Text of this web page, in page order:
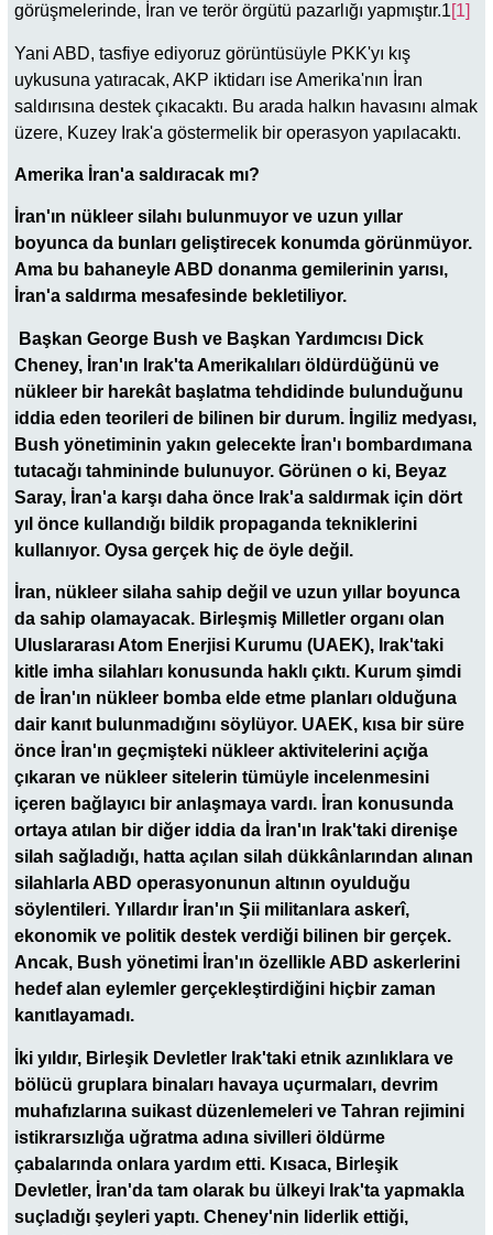
görüşmelerinde, İran ve terör örgütü pazarlığı yapmıştır.1[1]
Yani ABD, tasfiye ediyoruz görüntüsüyle PKK'yı kış
uykusuna yatıracak, AKP iktidarı ise Amerika'nın İran
saldırısına destek çıkacaktı. Bu arada halkın havasını almak
üzere, Kuzey Irak'a göstermelik bir operasyon yapılacaktı.
Amerika İran'a saldıracak mı?
İran'ın nükleer silahı bulunmuyor ve uzun yıllar
boyunca da bunları geliştirecek konumda görünmüyor.
Ama bu bahaneyle ABD donanma gemilerinin yarısı,
İran'a saldırma mesafesinde bekletiliyor.
Başkan George Bush ve Başkan Yardımcısı Dick
Cheney, İran'ın Irak'ta Amerikalıları öldürdüğünü ve
nükleer bir harekât başlatma tehdidinde bulunduğunu
iddia eden teorileri de bilinen bir durum. İngiliz medyası,
Bush yönetiminin yakın gelecekte İran'ı bombardımana
tutacağı tahmininde bulunuyor. Görünen o ki, Beyaz
Saray, İran'a karşı daha önce Irak'a saldırmak için dört
yıl önce kullandığı bildik propaganda tekniklerini
kullanıyor. Oysa gerçek hiç de öyle değil.
İran, nükleer silaha sahip değil ve uzun yıllar boyunca
da sahip olamayacak. Birleşmiş Milletler organı olan
Uluslararası Atom Enerjisi Kurumu (UAEK), Irak'taki
kitle imha silahları konusunda haklı çıktı. Kurum şimdi
de İran'ın nükleer bomba elde etme planları olduğuna
dair kanıt bulunmadığını söylüyor. UAEK, kısa bir süre
önce İran'ın geçmişteki nükleer aktivitelerini açığa
çıkaran ve nükleer sitelerin tümüyle incelenmesini
içeren bağlayıcı bir anlaşmaya vardı. İran konusunda
ortaya atılan bir diğer iddia da İran'ın Irak'taki direnişe
silah sağladığı, hatta açılan silah dükkânlarından alınan
silahlarla ABD operasyonunun altının oyulduğu
söylentileri. Yıllardır İran'ın Şii militanlara askerî,
ekonomik ve politik destek verdiği bilinen bir gerçek.
Ancak, Bush yönetimi İran'ın özellikle ABD askerlerini
hedef alan eylemler gerçekleştirdiğini hiçbir zaman
kanıtlayamadı.
İki yıldır, Birleşik Devletler Irak'taki etnik azınlıklara ve
bölücü gruplara binaları havaya uçurmaları, devrim
muhafızlarına suikast düzenlemeleri ve Tahran rejimini
istikrarsızlığa uğratma adına sivilleri öldürme
çabalarında onlara yardım etti. Kısaca, Birleşik
Devletler, İran'da tam olarak bu ülkeyi Irak'ta yapmakla
suçladığı şeyleri yaptı. Cheney'nin liderlik ettiği,